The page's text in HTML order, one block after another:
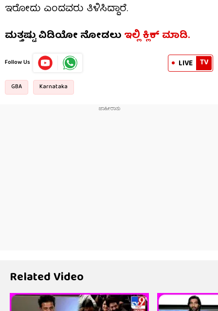
ಇರೋದು ಎಂದವರು ತಿಳಿಸಿದ್ದಾರೆ.
ಮತ್ತಷ್ಟು ವಿಡಿಯೋ ನೋಡಲು ಇಲ್ಲಿ ಕ್ಲಿಕ್​​ ಮಾಡಿ.
Follow Us LIVE TV
GBA Karnataka
Related Video